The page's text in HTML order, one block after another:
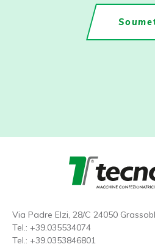
Via Padre Elzi, 28/C 24050
Tel.: +39.035534074
Tel.: +39.0353846801